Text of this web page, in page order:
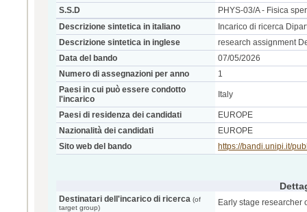
S.S.D
PHYS-03/A - Fisica
Descrizione sintetica in italiano
Incarico di ricerca
Descrizione sintetica in inglese
research assignment
Data del bando
07/05/2026
Numero di assegnazioni per anno
1
Paesi in cui può essere condotto
l'incarico
Italy
Paesi di residenza dei candidati
EUROPE
Nazionalità dei candidati
EUROPE
Sito web del bando
https://bandi.unipi.it/
Destinatari dell'incarico di ricerca (of
target group)
Early stage researcher